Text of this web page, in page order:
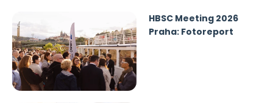
HBSC Meeting 2026
Praha: Fotoreport